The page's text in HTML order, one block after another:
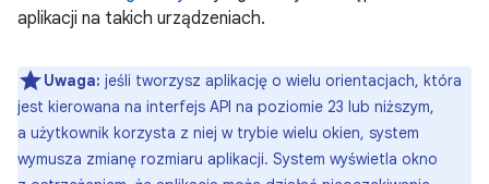
aplikacji na takich urządzeniach.
Uwaga: jeśli tworzysz aplikację o wielu orientacjach, która
jest kierowana na interfejs API na poziomie 23 lub niższym,
a użytkownik korzysta z niej w trybie wielu okien, system
wymusza zmianę rozmiaru aplikacji. System wyświetla okno